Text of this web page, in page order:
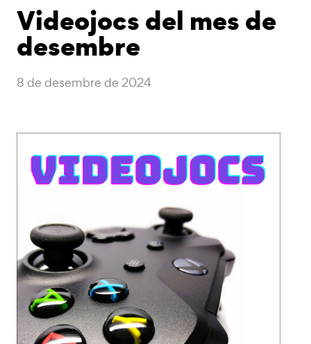
Videojocs del mes de
desembre
8 de desembre de 2024